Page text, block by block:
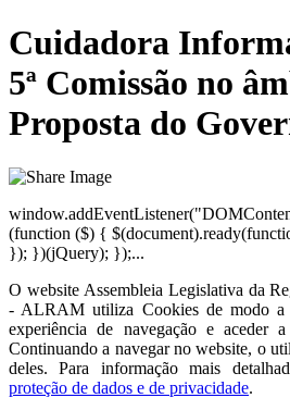
Cuidadora
5ª Comissão no
Proposta do
(function ($) {
}); })(jQuery); });...
O website Assembleia Legislativa da
- ALRAM utiliza Cookies de modo
experiência de navegação e aceder
Continuando a navegar no website, o
deles. Para informação mais
proteção de dados e de privacidade.